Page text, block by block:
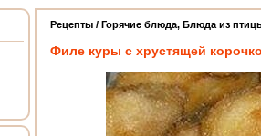
Рецепты / Горячие блюда, Блюда из
Филе куры с хрустящей